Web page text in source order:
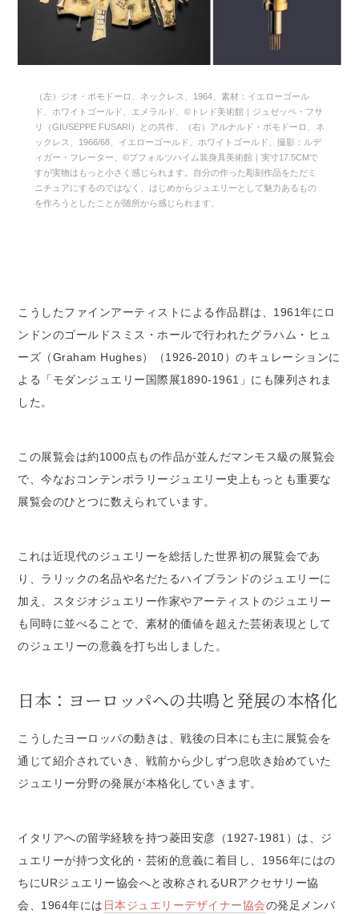
（左）ジオ・ポモドーロ、ネックレス、1964、素材：イエローゴール
ド、ホワイトゴールド、エメラルド、©トレド美術館｜ジュゼッペ・フサ
リ（GIUSEPPE FUSARI）との共作、（右）アルナルド・ポモドーロ、ネ
ックレス、1966/68、イエローゴールド、ホワイトゴールド、撮影：ルデ
ィガー・フレーター、©プフォルツハイム装身具美術館｜実寸17.5CMで
すが実物はもっと小さく感じられます。自分の作った彫刻作品をただミ
ニチュアにするのではなく、はじめからジュエリーとして魅力あるもの
を作ろうとしたことが随所から感じられます。
こうしたファインアーティストによる作品群は、1961年にロ
ンドンのゴールドスミス・ホールで行われたグラハム・ヒュ
ーズ（Graham Hughes）（1926-2010）のキュレーションに
よる「モダンジュエリー国際展1890-1961」にも陳列されま
した。
この展覧会は約1000点もの作品が並んだマンモス級の展覧会
で、今なおコンテンポラリージュエリー史上もっとも重要な
展覧会のひとつに数えられています。
これは近現代のジュエリーを総括した世界初の展覧会であ
り、ラリックの名品や名だたるハイブランドのジュエリーに
加え、スタジオジュエリー作家やアーティストのジュエリー
も同時に並べることで、素材的価値を超えた芸術表現として
のジュエリーの意義を打ち出しました。
日本：ヨーロッパへの共鳴と発展の本格化
こうしたヨーロッパの動きは、戦後の日本にも主に展覧会を
通じて紹介されていき、戦前から少しずつ息吹き始めていた
ジュエリー分野の発展が本格化していきます。
イタリアへの留学経験を持つ菱田安彦（1927-1981）は、ジ
ュエリーが持つ文化的・芸術的意義に着目し、1956年にはの
ちにURジュエリー協会へと改称されるURアクセサリー協
会、1964年には 日本ジュエリーデザイナー協会の発足メンバ